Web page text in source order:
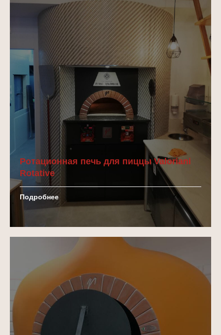
Ротационная печь для пиццы Valoriani
Rotative
Подробнее
ДОПОЛНИТЕЛЬНО
К ВАШЕЙ ПЕЧИ
рекомендуем